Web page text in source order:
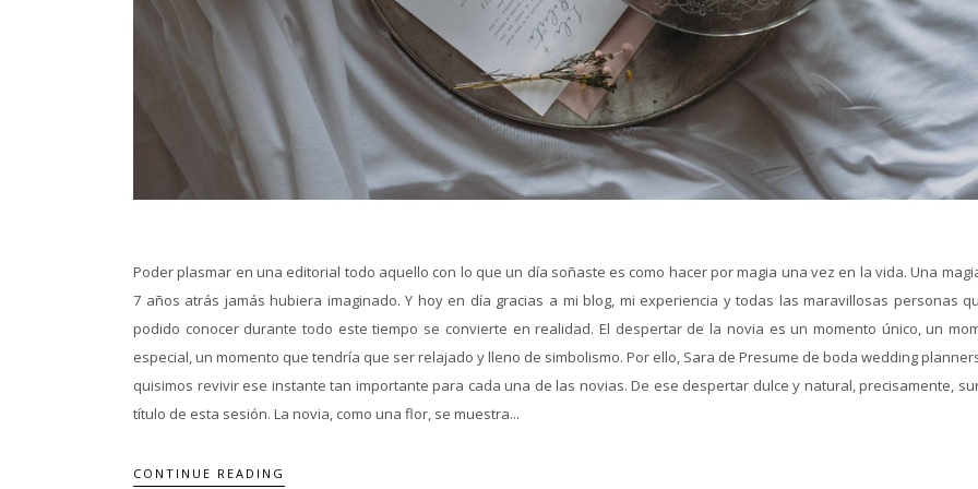
Poder plasmar en una editorial todo aquello con lo que un día soñaste es como hacer por magia una vez en la vida. Una
7 años atrás jamás hubiera imaginado. Y hoy en día gracias a mi blog, mi experiencia y todas las maravillosas personas
podido conocer durante todo este tiempo se convierte en realidad. El despertar de la novia es un momento único, un
especial, un momento que tendría que ser relajado y lleno de simbolismo. Por ello, Sara de Presume de boda wedding
quisimos revivir ese instante tan importante para cada una de las novias. De ese despertar dulce y natural, precisamente,
título de esta sesión. La novia, como una flor, se muestra...
CONTINUE READING